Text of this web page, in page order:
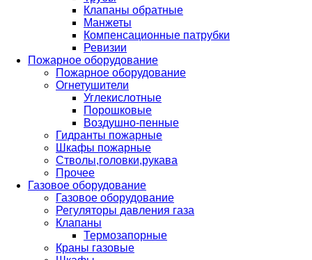
Клапаны обратные
Манжеты
Компенсационные патрубки
Ревизии
Пожарное оборудование
Пожарное оборудование
Огнетушители
Углекислотные
Порошковые
Воздушно-пенные
Гидранты пожарные
Шкафы пожарные
Стволы,головки,рукава
Прочее
Газовое оборудование
Газовое оборудование
Регуляторы давления газа
Клапаны
Термозапорные
Краны газовые